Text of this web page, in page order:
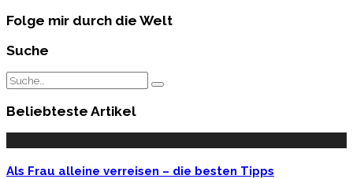
Folge mir durch die Welt
Suche
Beliebteste Artikel
Als Frau alleine verreisen – die besten Tipps